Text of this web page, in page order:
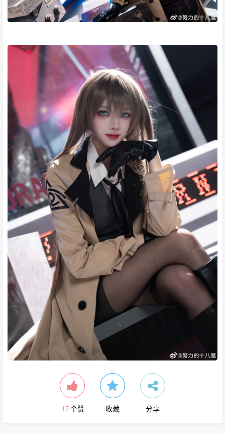
17 个赞 收藏 分享